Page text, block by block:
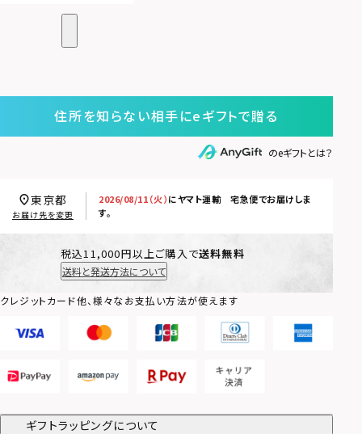
住所を知らない相手にeギフトで贈る
のeギフトとは？
2026/08/11（火）にヤマト運輸 宅急便でお届けしま
す。
東京都
お届け先を変更
税込11,000円以上ご購入で送料無料
送料と発送方法について
クレジットカード他、様々なお支払い方法が使えます
ギフトラッピングについて